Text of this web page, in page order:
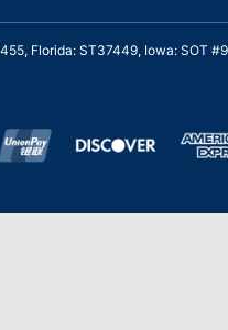
Florida: ST37449, Iowa: SOT